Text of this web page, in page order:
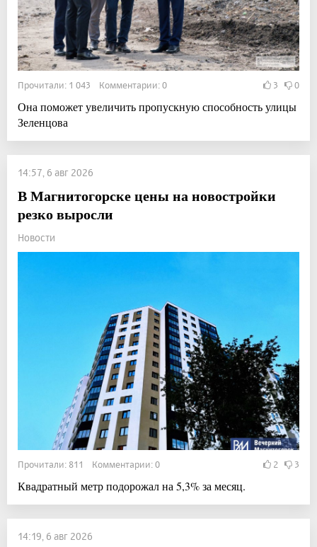
Прочитали: 1 043 Комментарии: 0 3 0
Она поможет увеличить пропускную способность улицы
Зеленцова
14:57, 6 авг 2026
В Магнитогорске цены на новостройки
резко выросли
Новости
Прочитали: 811 Комментарии: 0 2 3
Квадратный метр подорожал на 5,3% за месяц.
14:19, 6 авг 2026